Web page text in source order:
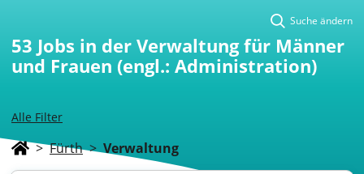
Alle Filter
Suche ändern
53 Jobs in der Verwaltung für Männer
und Frauen (engl.: Administration)
> Fürth > Verwaltung